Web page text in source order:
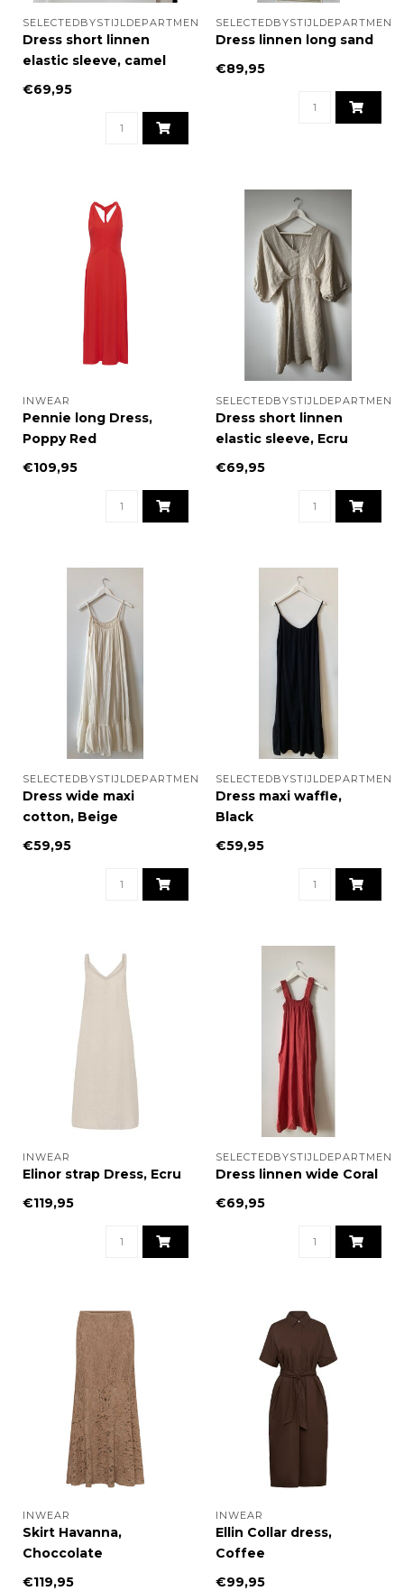
SELECTEDBYSTIJLDEPARTMENT
Dress short linnen
elastic sleeve, camel
€69,95
SELECTEDBYSTIJLDEPARTMENT
Dress linnen long sand
€89,95
INWEAR
Pennie long Dress,
Poppy Red
€109,95
SELECTEDBYSTIJLDEPARTMENT
Dress short linnen
elastic sleeve, Ecru
€69,95
SELECTEDBYSTIJLDEPARTMENT
Dress wide maxi
cotton, Beige
€59,95
SELECTEDBYSTIJLDEPARTMENT
Dress maxi waffle,
Black
€59,95
INWEAR
Elinor strap Dress, Ecru
€119,95
SELECTEDBYSTIJLDEPARTMENT
Dress linnen wide Coral
€69,95
INWEAR
Skirt Havanna,
Choccolate
€119,95
INWEAR
Ellin Collar dress,
Coffee
€99,95